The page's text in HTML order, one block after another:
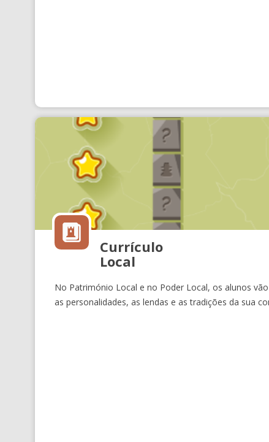
Currículo
Local
No Património Local e no Poder Local, os alunos
as personalidades, as lendas e as tradições da sua